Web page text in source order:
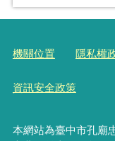
機關位置 隱私權
資訊安全政策
本網站為臺中市孔廟